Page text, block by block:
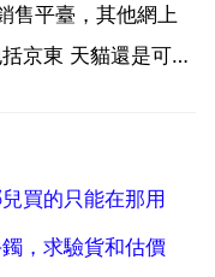
售平臺，其他網上
京東 天貓還是可靠
進來遞給麝月收
買的只能在那用
，求驗貨和估價